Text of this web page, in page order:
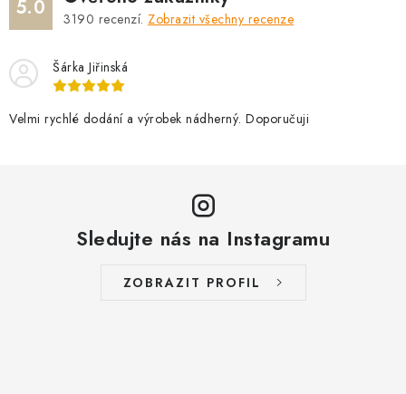
5.0 3190 recenzí. Zobrazit všechny recenze
Šárka Jiřinská
Velmi rychlé dodání a výrobek nádherný. Doporučuji
Sledujte nás na Instagramu
ZOBRAZIT PROFIL